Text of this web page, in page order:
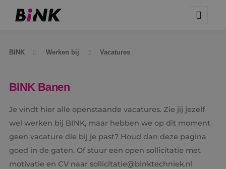
BINK Werken bij Vacatures
BINK Banen
Je vindt hier alle openstaande vacatures. Zie jij jezelf
wel werken bij BINK, maar hebben we op dit moment
geen vacature die bij je past? Houd dan deze pagina
goed in de gaten. Of stuur een open sollicitatie met
motivatie en CV naar sollicitatie@binktechniek.nl